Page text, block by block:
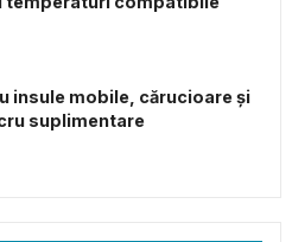
insule mobile, cărucioare și
suplimentare